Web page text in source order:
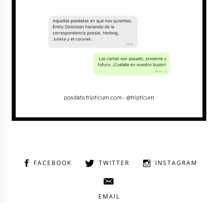
FACEBOOK TWITTER INSTAGRAM
EMAIL